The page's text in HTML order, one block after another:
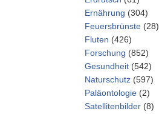
Ernährung (304)
Feuersbrünste (28)
Fluten (426)
Forschung (852)
Gesundheit (542)
Naturschutz (597)
Paläontologie (2)
Satellitenbilder (8)